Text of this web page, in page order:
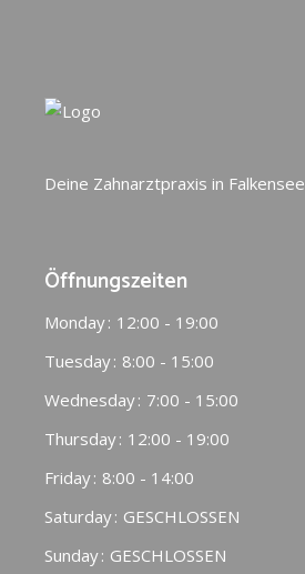
Deine Zahnarztpraxis in Falkensee
Öffnungszeiten
Monday 12:00 - 19:00
Tuesday 8:00 - 15:00
Wednesday 7:00 - 15:00
Thursday 12:00 - 19:00
Friday 8:00 - 14:00
Saturday GESCHLOSSEN
Sunday GESCHLOSSEN